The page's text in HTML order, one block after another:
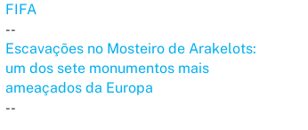
FIFA
--
Escavações no Mosteiro de Arakelots:
um dos sete monumentos mais
ameaçados da Europa
--